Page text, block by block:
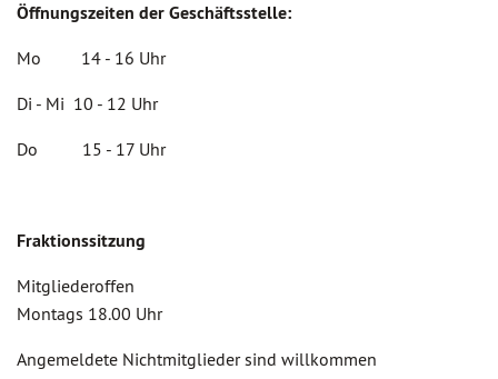
Öffnungszeiten der Geschäftsstelle:
Mo 14 - 16 Uhr
Di - Mi 10 - 12 Uhr
Do 15 - 17 Uhr
Fraktionssitzung
Mitgliederoffen
Montags 18.00 Uhr
Angemeldete Nichtmitglieder sind willkommen